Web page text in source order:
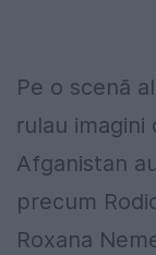
Pe o scenă
rulau imagini
Afganistan
precum
Roxana